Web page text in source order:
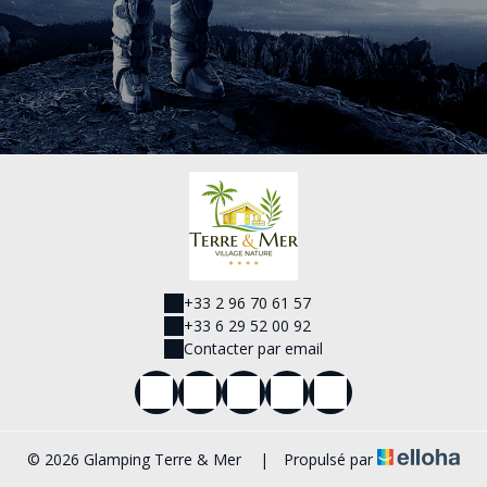
+33 2 96 70 61 57
+33 6 29 52 00 92
Contacter par email
© 2026 Glamping Terre & Mer | Propulsé par